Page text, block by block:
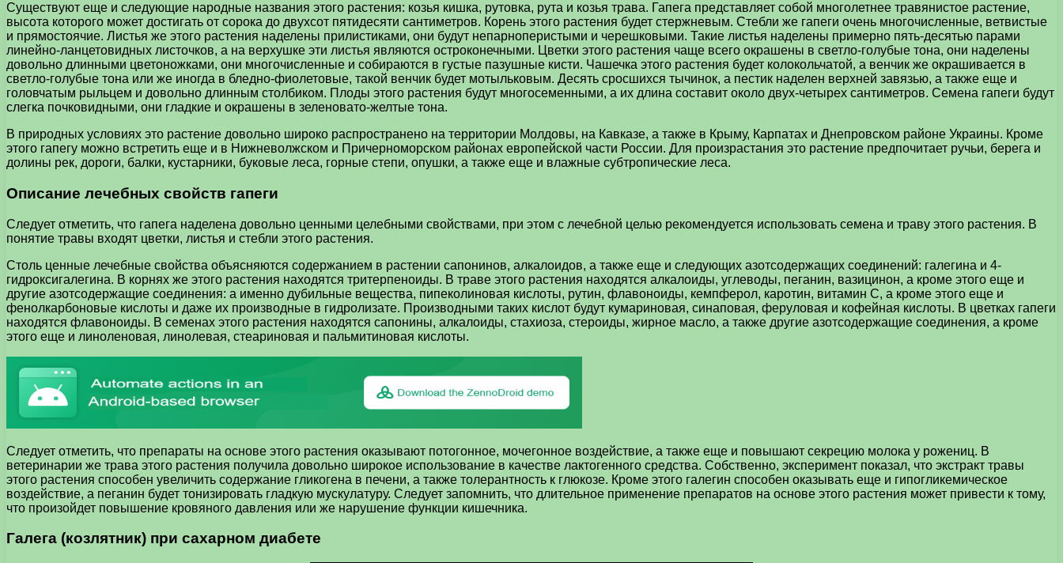
Существуют еще и следующие народные названия этого растения: козья кишка, рутовка, рута и козья трава. Гапега представляет собой многолетнее травянистое растение,
высота которого может достигать от сорока до двухсот пятидесяти сантиметров. Корень этого растения будет стержневым. Стебли же гапеги очень многочисленные, ветвистые
и прямостоячие. Листья же этого растения наделены прилистиками, они будут непарноперистыми и черешковыми. Такие листья наделены примерно пять-десятью парами
линейно-ланцетовидных листочков, а на верхушке эти листья являются остроконечными. Цветки этого растения чаще всего окрашены в светло-голубые тона, они наделены
довольно длинными цветоножками, они многочисленные и собираются в густые пазушные кисти. Чашечка этого растения будет колокольчатой, а венчик же окрашивается в
светло-голубые тона или же иногда в бледно-фиолетовые, такой венчик будет мотыльковым. Десять сросшихся тычинок, а пестик наделен верхней завязью, а также еще и
головчатым рыльцем и довольно длинным столбиком. Плоды этого растения будут многосеменными, а их длина составит около двух-четырех сантиметров. Семена гапеги будут
слегка почковидными, они гладкие и окрашены в зеленовато-желтые тона.
В природных условиях это растение довольно широко распространено на территории Молдовы, на Кавказе, а также в Крыму, Карпатах и Днепровском районе Украины. Кроме
этого гапегу можно встретить еще и в Нижневолжском и Причерноморском районах европейской части России. Для произрастания это растение предпочитает ручьи, берега и
долины рек, дороги, балки, кустарники, буковые леса, горные степи, опушки, а также еще и влажные субтропические леса.
Описание лечебных свойств гапеги
Следует отметить, что гапега наделена довольно ценными целебными свойствами, при этом с лечебной целью рекомендуется использовать семена и траву этого растения. В
понятие травы входят цветки, листья и стебли этого растения.
Столь ценные лечебные свойства объясняются содержанием в растении сапонинов, алкалоидов, а также еще и следующих азотсодержащих соединений: галегина и 4-
гидроксигалегина. В корнях же этого растения находятся тритерпеноиды. В траве этого растения находятся алкалоиды, углеводы, пеганин, вазицинон, а кроме этого еще и
другие азотсодержащие соединения: а именно дубильные вещества, пипеколиновая кислоты, рутин, флавоноиды, кемпферол, каротин, витамин С, а кроме этого еще и
фенолкарбоновые кислоты и даже их производные в гидролизате. Производными таких кислот будут кумариновая, синаповая, феруловая и кофейная кислоты. В цветках гапеги
находятся флавоноиды. В семенах этого растения находятся сапонины, алкалоиды, стахиоза, стероиды, жирное масло, а также другие азотсодержащие соединения, а кроме
этого еще и линоленовая, линолевая, стеариновая и пальмитиновая кислоты.
Следует отметить, что препараты на основе этого растения оказывают потогонное, мочегонное воздействие, а также еще и повышают секрецию молока у рожениц. В
ветеринарии же трава этого растения получила довольно широкое использование в качестве лактогенного средства. Собственно, эксперимент показал, что экстракт травы
этого растения способен увеличить содержание гликогена в печени, а также толерантность к глюкозе. Кроме этого галегин способен оказывать еще и гипогликемическое
воздействие, а пеганин будет тонизировать гладкую мускулатуру. Следует запомнить, что длительное применение препаратов на основе этого растения может привести к тому,
что произойдет повышение кровяного давления или же нарушение функции кишечника.
Галега (козлятник) при сахарном диабете